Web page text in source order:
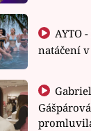
natáčení
Gabriela
Gášpárová